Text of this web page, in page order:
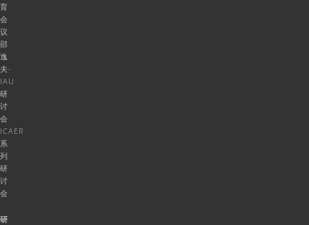
育
会
议
邵
逸
夫-
IAU
研
讨
会
ICAER
系
列
研
讨
会
研